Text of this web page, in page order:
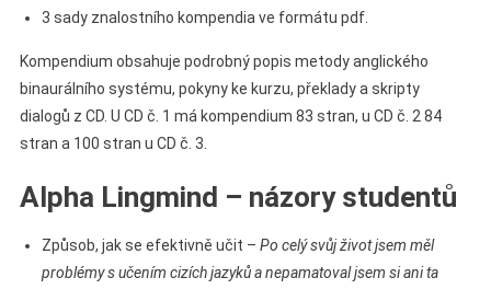
3 sady znalostního kompendia ve formátu pdf.
Kompendium obsahuje podrobný popis metody anglického
binaurálního systému, pokyny ke kurzu, překlady a skripty
dialogů z CD. U CD č. 1 má kompendium 83 stran, u CD č. 2 84
stran a 100 stran u CD č. 3.
Alpha Lingmind – názory studentů
Způsob, jak se efektivně učit – Po celý svůj život jsem měl
problémy s učením cizích jazyků a nepamatoval jsem si ani ta